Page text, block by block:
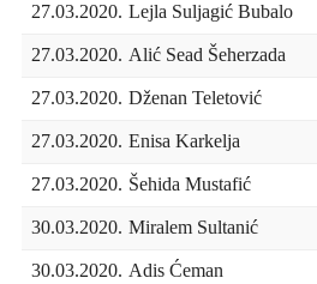
27.03.2020. Lejla Suljagić Bubalo
27.03.2020. Alić Sead Šeherzada
27.03.2020. Dženan Teletović
27.03.2020. Enisa Karkelja
27.03.2020. Šehida Mustafić
30.03.2020. Miralem Sultanić
30.03.2020. Adis Ćeman